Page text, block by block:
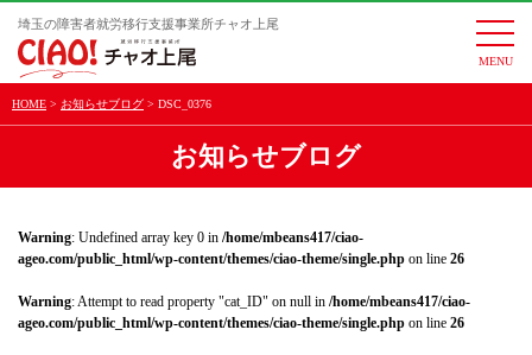
埼玉の障害者就労移行支援事業所チャオ上尾
HOME お知らせブログ DSC_0376
お知らせブログ
Warning: Undefined array key 0 in /home/mbeans417/ciao-
ageo.com/public_html/wp-content/themes/ciao-theme/single.php on line 26
Warning: Attempt to read property "cat_ID" on null in /home/mbeans417/ciao-
ageo.com/public_html/wp-content/themes/ciao-theme/single.php on line 26